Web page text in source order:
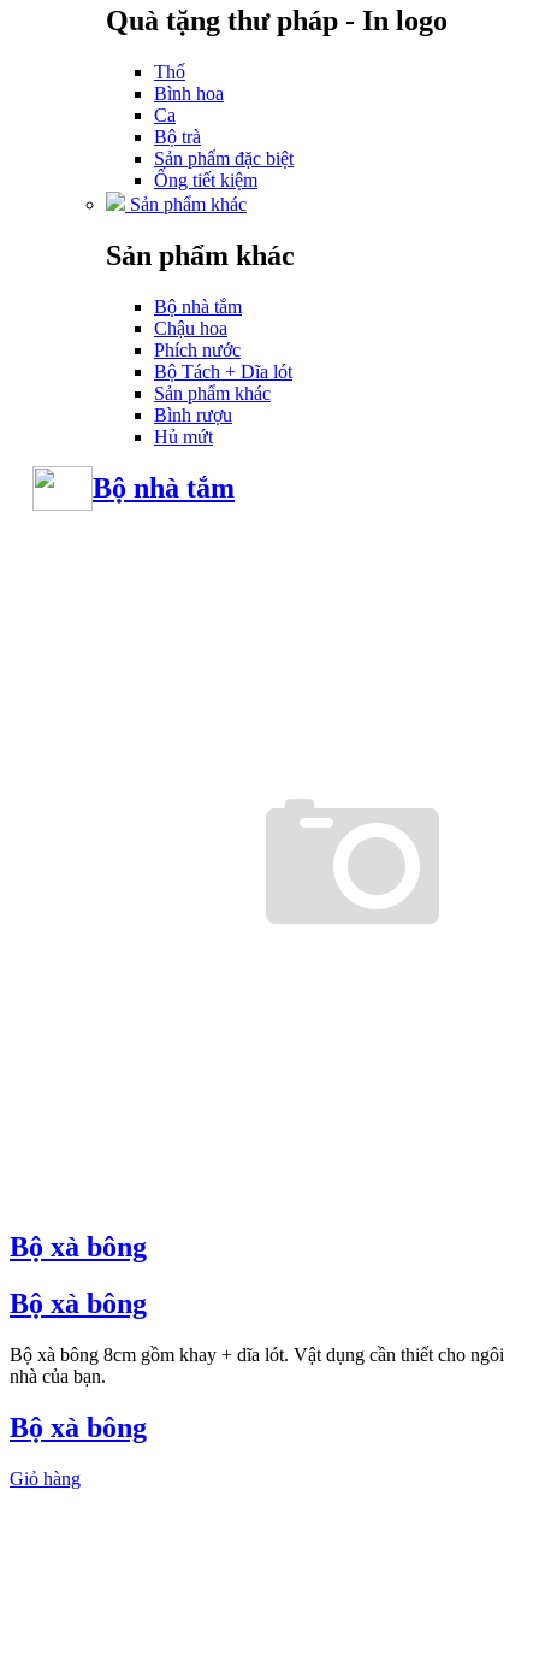
Quà tặng thư pháp - In logo
Thố
Bình hoa
Ca
Bộ trà
Sản phẩm đặc biệt
Ống tiết kiệm
Sản phẩm khác
Sản phẩm khác
Bộ nhà tắm
Chậu hoa
Phích nước
Bộ Tách + Dĩa lót
Sản phẩm khác
Bình rượu
Hủ mứt
Bộ nhà tắm
Bộ xà bông
Bộ xà bông
Bộ xà bông 8cm gồm khay + dĩa lót. Vật dụng cần thiết cho ngôi
nhà của bạn.
Bộ xà bông
Giỏ hàng